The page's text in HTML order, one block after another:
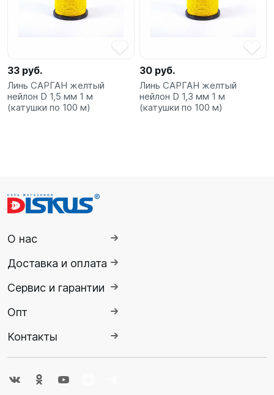
33 руб.
Линь САРГАН желтый
нейлон D 1,5 мм 1 м
(катушки по 100 м)
30 руб.
Линь САРГАН желтый
нейлон D 1,3 мм 1 м
(катушки по 100 м)
О нас
Доставка и оплата
Сервис и гарантии
Опт
Контакты